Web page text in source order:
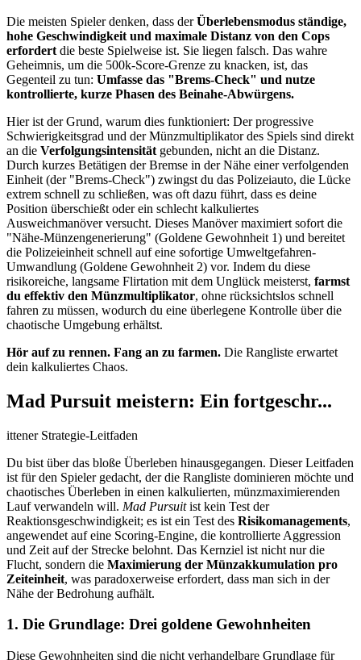
Die meisten Spieler denken, dass derÜberlebensmodus ständige,
hohe Geschwindigkeit und maximale Distanz von den Cops
erfordert die beste Spielweise ist. Sie liegen falsch. Das wahre
Geheimnis, um die 500k-Score-Grenze zu knacken, ist, das
Gegenteil zu tun: Umfasse das "Brems-Check" und nutze
kontrollierte, kurze Phasen des Beinahe-Abwürgens.
Hier ist der Grund, warum dies funktioniert: Der progressive
Schwierigkeitsgrad und der Münzmultiplikator des Spiels sind direkt
an die Verfolgungsintensität gebunden, nicht an die Distanz.
Durch kurzes Betätigen der Bremse in der Nähe einer verfolgenden
Einheit (der "Brems-Check") zwingst du das Polizeiauto, die Lücke
extrem schnell zu schließen, was oft dazu führt, dass es deine
Position überschießt oder ein schlecht kalkuliertes
Ausweichmanöver versucht. Dieses Manöver maximiert sofort die
"Nähe-Münzengenerierung" (Goldene Gewohnheit 1) und bereitet
die Polizeieinheit schnell auf eine sofortige Umweltgefahren-
Umwandlung (Goldene Gewohnheit 2) vor. Indem du diese
risikoreiche, langsame Flirtation mit dem Unglück meisterst, farmst
du effektiv den Münzmultiplikator, ohne rücksichtslos schnell
fahren zu müssen, wodurch du eine überlegene Kontrolle über die
chaotische Umgebung erhältst.
Hör auf zu rennen. Fang an zu farmen. Die Rangliste erwartet
dein kalkuliertes Chaos.
Mad Pursuit meistern: Ein fortgeschr...
ittener Strategie-Leitfaden
Du bist über das bloße Überleben hinausgegangen. Dieser Leitfaden
ist für den Spieler gedacht, der die Rangliste dominieren möchte und
chaotisches Überleben in einen kalkulierten, münzmaximierenden
Lauf verwandeln will. Mad Pursuitist kein Test der
Reaktionsgeschwindigkeit; es ist ein Test des Risikomanagements,
angewendet auf eine Scoring-Engine, die kontrollierte Aggression
und Zeit auf der Strecke belohnt. Das Kernziel ist nicht nur die
Flucht, sondern die Maximierung der Münzakkumulation pro
Zeiteinheit, was paradoxerweise erfordert, dass man sich in der
Nähe der Bedrohung aufhält.
1. Die Grundlage: Drei goldene Gewohnheiten
Diese Gewohnheiten sind die nicht verhandelbare Grundlage für